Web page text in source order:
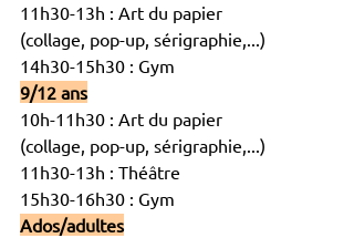
11h30-13h : Art du papier
(collage, pop-up, sérigraphie,...)
14h30-15h30 : Gym
9/12 ans
10h-11h30 : Art du papier
(collage, pop-up, sérigraphie,...)
11h30-13h : Théâtre
15h30-16h30 : Gym
Ados/adultes